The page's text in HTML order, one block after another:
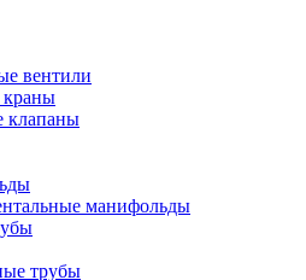
вентили
клапаны
манифольды
трубы